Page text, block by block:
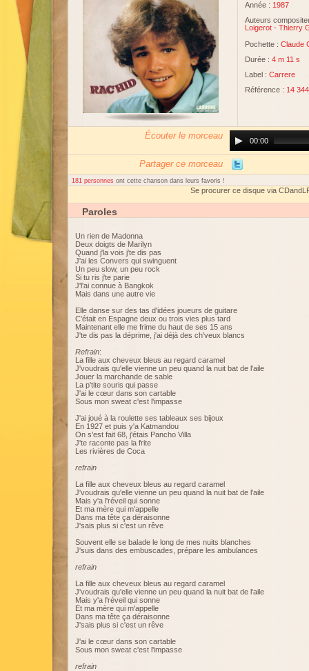
Année : 1987
Auteurs
Loigerot - Thierry
Pochette : Claude
Durée : 4 m 11 s
Label : Carrere
Référence : 14 344
Écouter le morceau
Player00:00
Partager ce morceau
181 personnes ont cette chanson dans leurs favoris !
Se procurer ce disque via
Paroles
Un rien de Madonna
Deux doigts de Marilyn
Quand j'la vois j'te dis pas
J'ai les Convers qui swinguent
Un peu slow, un peu rock
Si tu ris j'te parie
J'l'ai connue à Bangkok
Mais dans une autre vie
Elle danse sur des tas d'idées joueurs de guitare
C'était en Espagne deux ou trois vies plus tard
Maintenant elle me frime du haut de ses 15 ans
J'te dis pas la déprime, j'ai déjà des ch'veux blancs
Refrain:
La fille aux cheveux bleus au regard caramel
J'voudrais qu'elle vienne un peu quand la nuit bat de l'aile
Jouer la marchande de sable
La p'tite souris qui passe
J'ai le cœur dans son cartable
Sous mon sweat c'est l'impasse
J'ai joué à la roulette ses tableaux ses bijoux
En 1927 et puis y'a Katmandou
On s'est fait 68, j'étais Pancho Villa
J'te raconte pas la frite
Les rivières de Coca
refrain
La fille aux cheveux bleus au regard caramel
J'voudrais qu'elle vienne un peu quand la nuit bat de l'aile
Mais y'a l'réveil qui sonne
Et ma mère qui m'appelle
Dans ma tête ça déraisonne
J'sais plus si c'est un rêve
Souvent elle se balade le long de mes nuits blanches
J'suis dans des embuscades, prépare les ambulances
refrain
La fille aux cheveux bleus au regard caramel
J'voudrais qu'elle vienne un peu quand la nuit bat de l'aile
Mais y'a l'réveil qui sonne
Et ma mère qui m'appelle
Dans ma tête ça déraisonne
J'sais plus si c'est un rêve
J'ai le cœur dans son cartable
Sous mon sweat c'est l'impasse
refrain